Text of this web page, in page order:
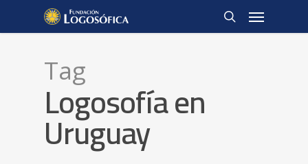
Tag
Logosofía en
Uruguay